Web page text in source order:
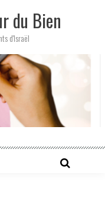
du Bien
d'Israël